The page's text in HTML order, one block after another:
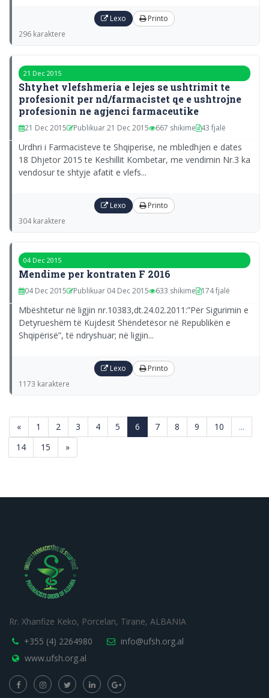
Lexo Printo
296 karaktere
21 Dec 2015
Shtyhet vlefshmeria e lejes se ushtrimit te
profesionit per nd/farmacistet qe e ushtrojne
profesionin ne agjenci farmaceutike
21 Dec 2015 Publikuar 21 Dec 2015 667 shikime 43 fjalë
Urdhri i Farmacisteve te Shqiperise, ne mbledhjen e dates
18 Dhjetor 2015 te Keshillit Kombetar, me vendimin Nr.3 ka
vendosur te shtyje afatit e vlefs...
Lexo Printo
304 karaktere
04 Dec 2015
Mendime per kontraten F 2016
04 Dec 2015 Publikuar 04 Dec 2015 633 shikime 174 fjalë
Mbështetur në ligjin nr.10383,dt.24.02.2011:”Për Sigurimin e
Detyrueshëm të Kujdesit Shëndetësor në Republikën e
Shqipërisë”, të ndryshuar; në ligjin...
Lexo Printo
1173 karaktere
« 1 2 3 4 5 (current)
6 7 8 9 10
...
14
15 »
Rr. Xhanfize Keko, Porcelan, Tirane, ALBANIA
+355 (4) 2264980
info@ufsh.org.al
www.ufsh.org.al